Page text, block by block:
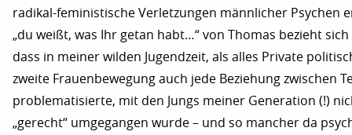
radikal-feministische Verletzungen männlicher Psychen
„du weißt, was Ihr getan habt…“ von Thomas bezieht
dass in meiner wilden Jugendzeit, als alles Private
zweite Frauenbewegung auch jede Beziehung zwischen
problematisierte, mit den Jungs meiner Generation (!)
„gerecht“ umgegangen wurde – und so mancher da